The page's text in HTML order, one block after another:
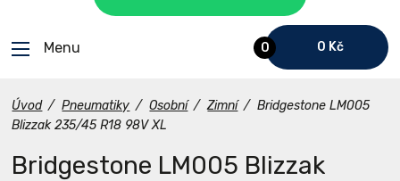
0 0 Kč
Menu
Úvod / Pneumatiky / Osobní / Zimní / Bridgestone LM005
Blizzak 235/45 R18 98V XL
Bridgestone LM005 Blizzak